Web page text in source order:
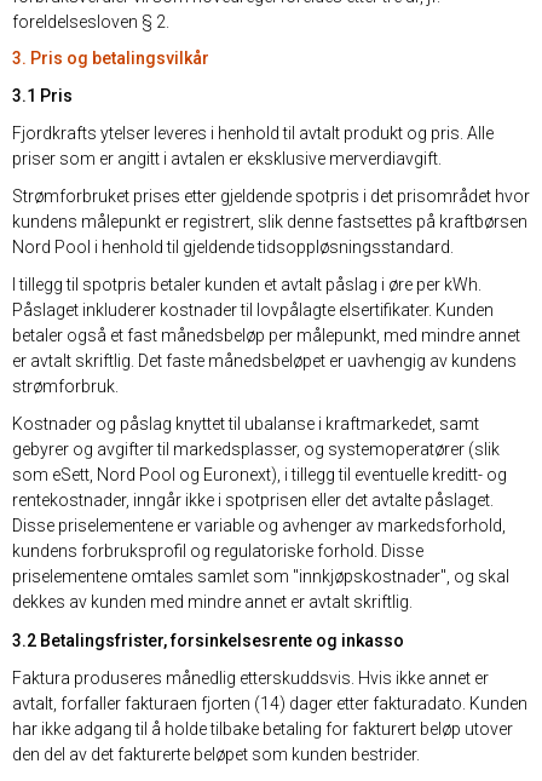
foreldelsesloven § 2.
3. Pris og betalingsvilkår
3.1 Pris
Fjordkrafts ytelser leveres i henhold til avtalt produkt og pris. Alle
priser som er angitt i avtalen er eksklusive merverdiavgift.
Strømforbruket prises etter gjeldende spotpris i det prisområdet hvor
kundens målepunkt er registrert, slik denne fastsettes på kraftbørsen
Nord Pool i henhold til gjeldende tidsoppløsningsstandard.
I tillegg til spotpris betaler kunden et avtalt påslag i øre per kWh.
Påslaget inkluderer kostnader til lovpålagte elsertifikater. Kunden
betaler også et fast månedsbeløp per målepunkt, med mindre annet
er avtalt skriftlig. Det faste månedsbeløpet er uavhengig av kundens
strømforbruk.
Kostnader og påslag knyttet til ubalanse i kraftmarkedet, samt
gebyrer og avgifter til markedsplasser, og systemoperatører (slik
som eSett, Nord Pool og Euronext), i tillegg til eventuelle kreditt- og
rentekostnader, inngår ikke i spotprisen eller det avtalte påslaget.
Disse priselementene er variable og avhenger av markedsforhold,
kundens forbruksprofil og regulatoriske forhold. Disse
priselementene omtales samlet som "innkjøpskostnader", og skal
dekkes av kunden med mindre annet er avtalt skriftlig.
3.2 Betalingsfrister, forsinkelsesrente og inkasso
Faktura produseres månedlig etterskuddsvis. Hvis ikke annet er
avtalt, forfaller fakturaen fjorten (14) dager etter fakturadato. Kunden
har ikke adgang til å holde tilbake betaling for fakturert beløp utover
den del av det fakturerte beløpet som kunden bestrider.